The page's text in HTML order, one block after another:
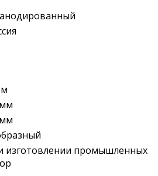
изготовлении промышленных